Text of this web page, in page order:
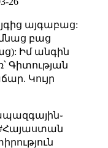
այգաբաց:
բաց
Իմ անգին
Գիտության
Կույր